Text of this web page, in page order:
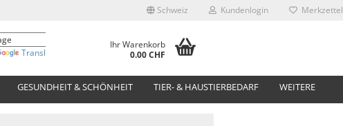
Schweiz Kundenlogin Merkzettel
Translate
Ihr Warenkorb
0.00 CHF
GESUNDHEIT & SCHÖNHEIT TIER- & HAUSTIERBEDARF WEITERE